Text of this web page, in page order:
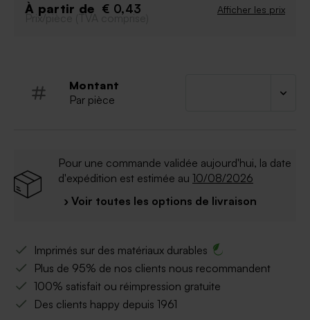
À partir de € 0,43 Afficher les prix
Prix/pièce (TVA comprise)
Montant
Par pièce
Pour une commande validée aujourd'hui, la date
d'expédition est estimée au 10/08/2026
› Voir toutes les options de livraison
Imprimés sur des matériaux durables
Plus de 95% de nos clients nous recommandent
100% satisfait ou réimpression gratuite
Des clients happy depuis 1961